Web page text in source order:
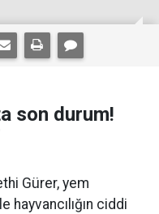
son durum!
Gürer, yem
hayvancılığın ciddi